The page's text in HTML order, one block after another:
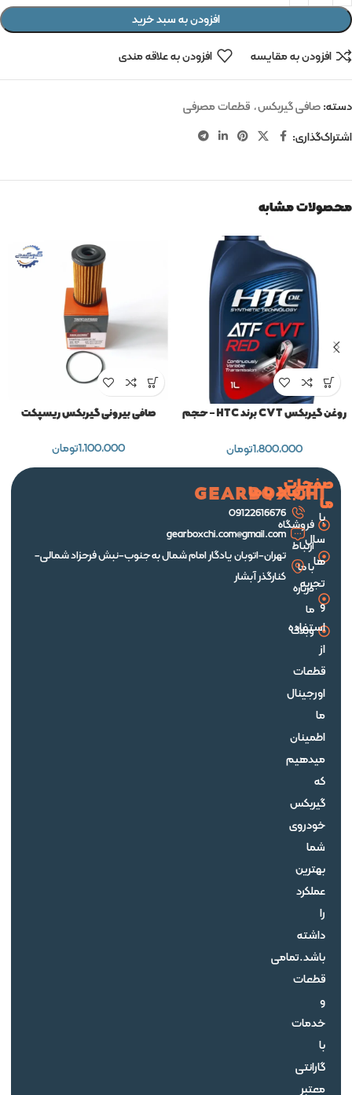
افزودن به سبد خرید
افزودن به مقایسه افزودن به علاقه مندی
دسته: صافی گیربکس, قطعات مصرفی
اشتراک‌گذاری:
محصولات مشابه
روغن گیربکس CVT برند HTC – حجم
1,800,000تومان
صافی بیرونی گیربکس ریسپکت
1,100,000تومان
صفحات
ما
فروشگاه
ارتباط
با ما
درباره
ما
وبلاگ
GEARBOXCHI
با
سال
ها
تجربه
و
استفاده
از
قطعات
اورجینال
ما
اطمینان
میدهیم
که
گیربکس
خودروی
شما
بهترین
عملکرد
را
داشته
باشد.تمامی
قطعات
و
خدمات
با
گارانتی
معتبر
ارتباط با ما
09122616676
gearboxchi.com@gmail.com
تهران-اتوبان یادگار امام شمال به جنوب-نبش فرحزاد شمالی-
کنارگذر آبشار